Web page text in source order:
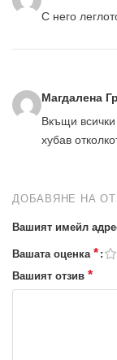
С него
Магдалена
Вкъщи
хубав
ДОБАВЯНЕ НА
Вашият имейл
Вашата оценка *
Вашият отзив *